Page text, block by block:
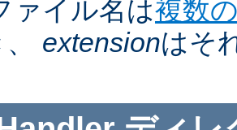
ァイル名は複数
extensionはそ